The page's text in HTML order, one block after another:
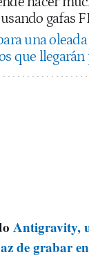
gafas
una
que
Antigravity,
de grabar